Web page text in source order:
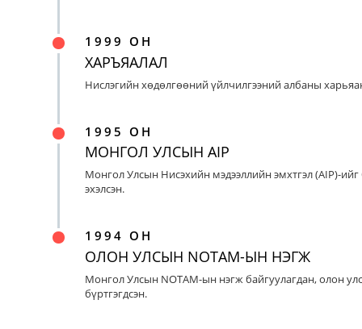
1999 ОН
ХАРЪЯАЛАЛ
Нислэгийн хөдөлгөөний үйлчилгээний албаны
1995 ОН
МОНГОЛ УЛСЫН AIP
Монгол Улсын Нисэхийн мэдээллийн эмхтгэл (AIP)-
эхэлсэн.
1994 ОН
ОЛОН УЛСЫН NOTAM-ЫН НЭГЖ
Монгол Улсын NOTAM-ын нэгж байгуулагдан, олон
бүртгэгдсэн.